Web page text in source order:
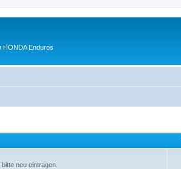
HONDA Enduros
neu eintragen.